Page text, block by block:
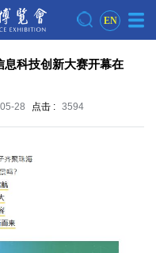
EN
息科技创新大赛开幕在
28 点击 : 3594